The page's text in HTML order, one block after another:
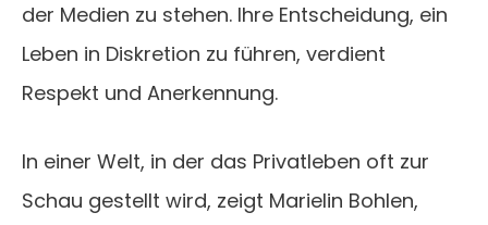
der Medien zu stehen. Ihre Entscheidung, ein
Leben in Diskretion zu führen, verdient
Respekt und Anerkennung.
In einer Welt, in der das Privatleben oft zur
Schau gestellt wird, zeigt Marielin Bohlen,